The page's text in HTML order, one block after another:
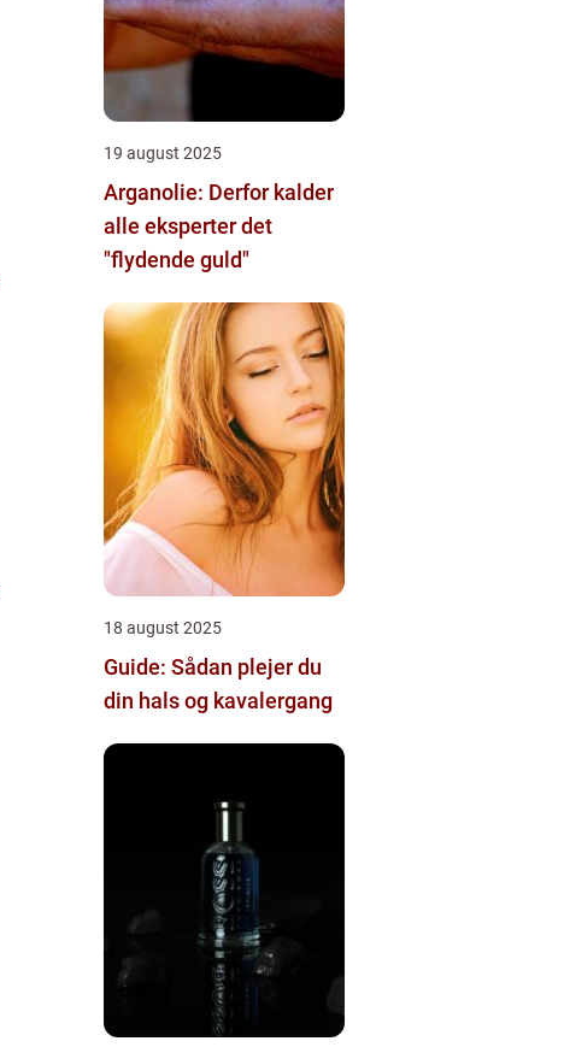
19 august 2025
Arganolie: Derfor kalder
alle eksperter det
"flydende guld"
18 august 2025
Guide: Sådan plejer du
din hals og kavalergang